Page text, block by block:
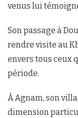
venus lui
Son passage à
rendre visite au
envers tous ceux
période.
À Agnam, son
dimension